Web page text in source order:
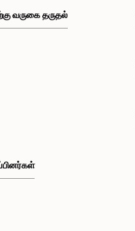
வருகை தருதல்